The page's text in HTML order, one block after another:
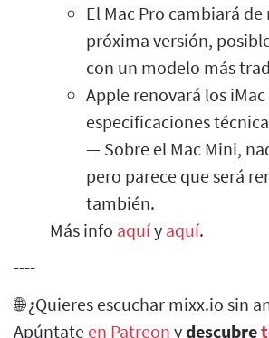
El Mac Pro cambiará
próxima versión,
con un modelo más
Apple renovará los
especificaciones
— Sobre el Mac Mini,
pero parece que será
también.
Más info aquíy aquí.
----
🌐 ¿Quieres escuchar mixx.io sin
Apúntate en Patreon ydescubre